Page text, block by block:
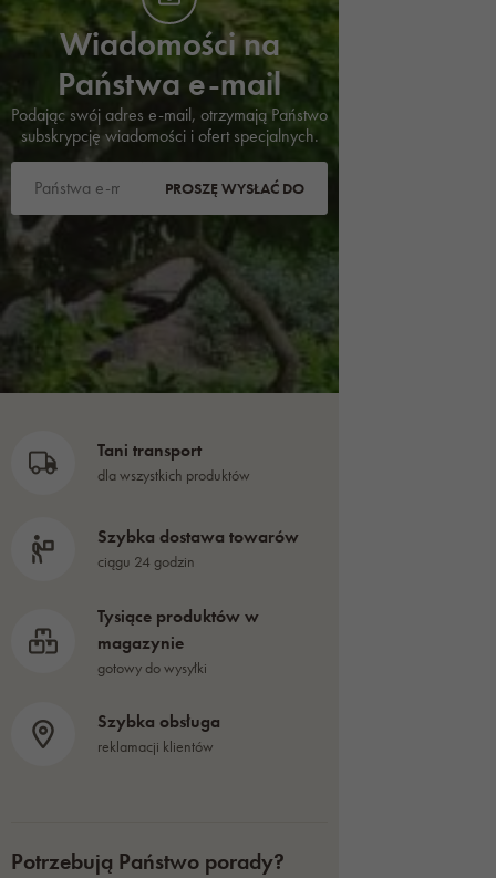
Wiadomości na
Państwa e-mail
Podając swój adres e-mail, otrzymają Państwo
subskrypcję wiadomości i ofert specjalnych.
PROSZĘ WYSŁAĆ DO
Tani transport
dla wszystkich produktów
Szybka dostawa towarów
ciągu 24 godzin
Tysiące produktów w
magazynie
gotowy do wysyłki
Szybka obsługa
reklamacji klientów
Potrzebują Państwo porady?